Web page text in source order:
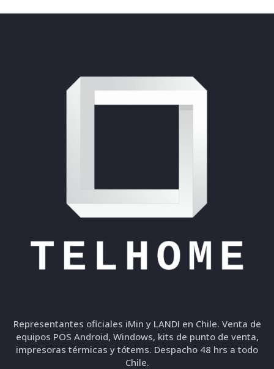
Representantes oficiales iMin y LANDI en Chile. Venta de
equipos POS Android, Windows, kits de punto de venta,
impresoras térmicas y tótems. Despacho 48 hrs a todo
Chile.